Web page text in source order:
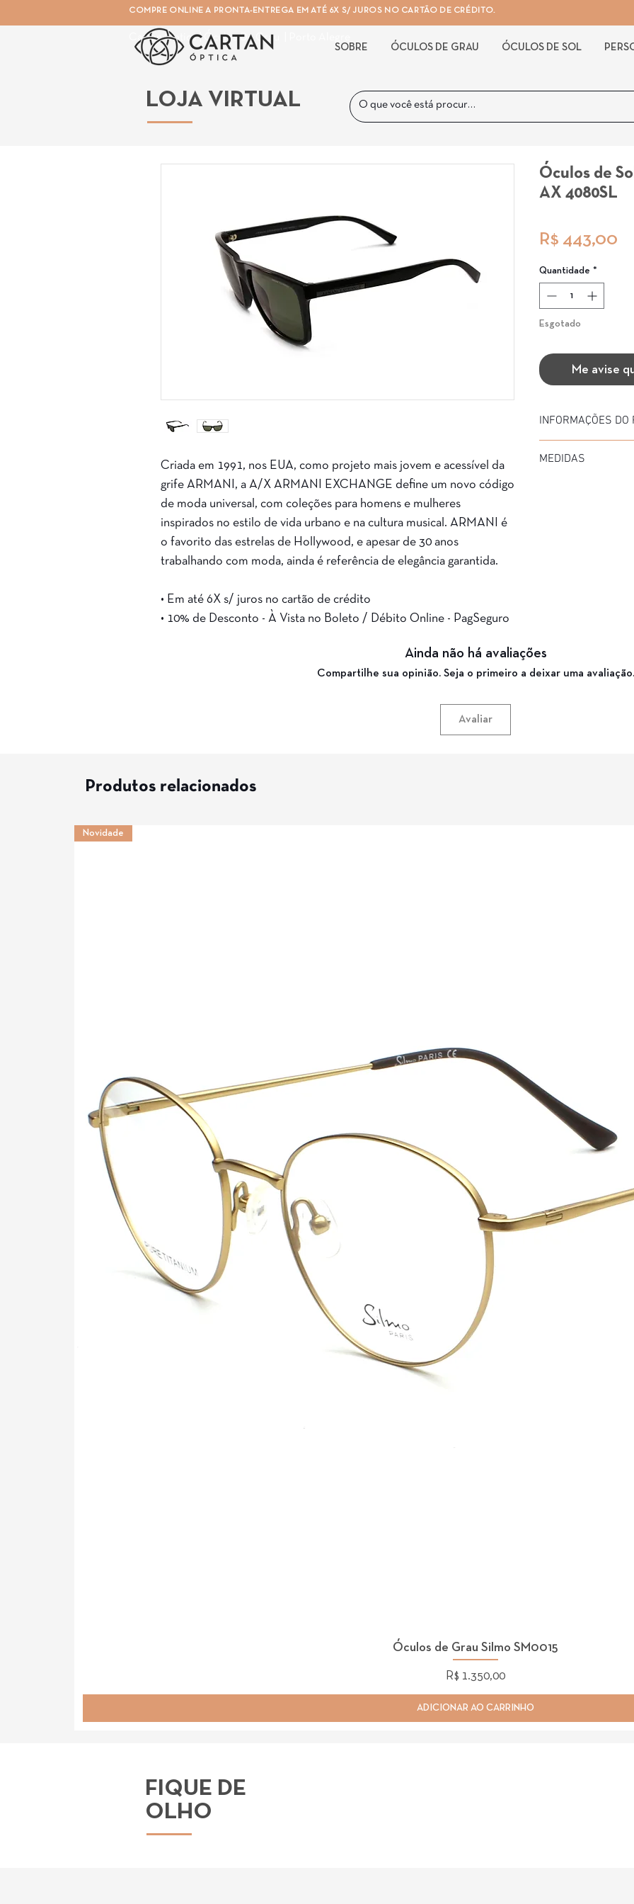
Cartan Óptica | Óculos De Grau | Porto Alegre
COMPRE ONLINE A PRONTA-ENTREGA EM ATÉ 6X S/ JUROS NO CARTÃO DE CRÉDITO.
SOBRE ÓCULOS DE GRAU ÓCULOS DE SOL
LOJA VIRTUAL
Criada em 1991, nos EUA, como projeto mais jovem e acessível da
grife ARMANI, a A/X ARMANI EXCHANGE define um novo código
de moda universal, com coleções para homens e mulheres
inspirados no estilo de vida urbano e na cultura musical. ARMANI é
o favorito das estrelas de Hollywood, e apesar de 30 anos
trabalhando com moda, ainda é referência de elegância garantida.
• Em até 6X s/ juros no cartão de crédito
• 10% de Desconto - À Vista no Boleto / Débito Online - PagSeguro
Óculos de
AX 4080SL
R$ 443,00
Quantidade *
Esgotado
Me avise
INFORMAÇÕES DO
Modelo: AX 4080SL
MEDIDAS
Ainda não há avaliações
Compartilhe sua opinião. Seja o primeiro a deixar uma avaliação.
Avaliar
Produtos relacionados
Novidade
Óculos de Grau Silmo SM0015
Preço
R$ 1.350,00
ADICIONAR AO CARRINHO
FIQUE DE
OLHO